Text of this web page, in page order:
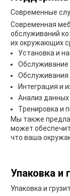
Современные
Современная
обслуживаний
их окружающих
Установка и
Обслуживание
Обслуживания
Интеграция и
Анализ
Тренировка и
Мы также
может
что ваша
Упаковка и
Упаковка и